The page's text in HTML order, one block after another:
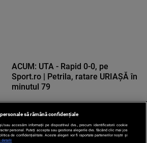
ACUM: UTA - Rapid 0-0, pe
Sport.ro | Petrila, ratare URIAȘĂ în
minutul 79
personale să rămână confidențiale
sau accesăm informații pe dispozitivul dvs., precum identificatorii cookie
personal. Puteți accepta sau gestiona alegerile dvs. făcând clic mai jos
de confidențialitate. Aceste alegeri vor fi raportate partenerilor noștri și
detalii